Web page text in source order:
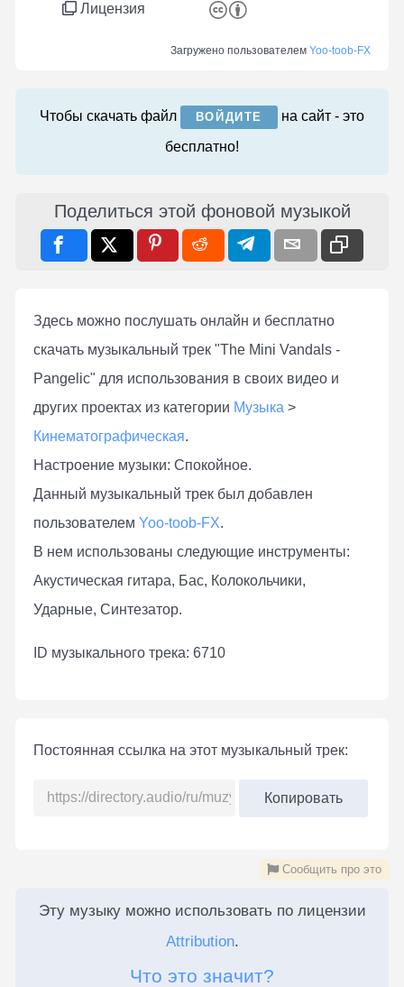
Лицензия
Загружено пользователем Yoo-toob-FX
Чтобы скачать файл ВОЙДИТЕ
на сайт - это
бесплатно!
Поделиться этой фоновой музыкой
Здесь можно послушать онлaйн и бесплатно
скачать музыкальный трек "The Mini Vandals -
Pangelic" для использования в своих видео и
других проектах из категории Музыка >
Кинематографическая.
Настроение музыки: Спокойное.
Данный музыкальный трек был добавлен
пользователем Yoo-toob-FX.
В нем использованы следующие инструменты:
Акустическая гитара, Бас, Колокольчики,
Ударные, Синтезатор.
ID музыкального трека: 6710
Постоянная ссылка на этот музыкальный трек:
Копировать
Сообщить про это
Эту музыку можно использовать по лицензии
Attribution.
Что это значит?